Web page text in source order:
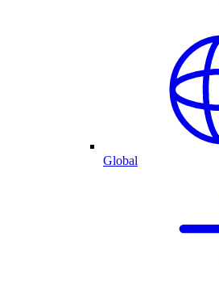
Global